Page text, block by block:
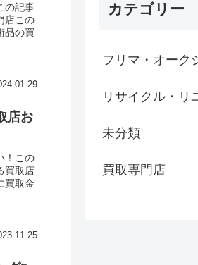
の記事
店この
品の買
店お
！この
買取店
買取金
カテゴリー
フリマ・オーク
リサイクル・リ
未分類
買取専門店